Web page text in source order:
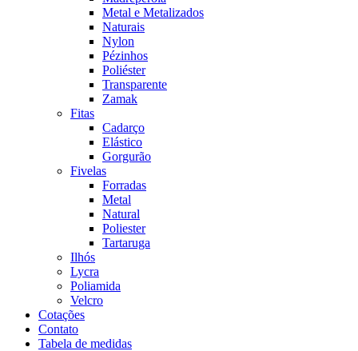
Metal e Metalizados
Naturais
Nylon
Pézinhos
Poliéster
Transparente
Zamak
Fitas
Cadarço
Elástico
Gorgurão
Fivelas
Forradas
Metal
Natural
Poliester
Tartaruga
Ilhós
Lycra
Poliamida
Velcro
Cotações
Contato
Tabela de medidas